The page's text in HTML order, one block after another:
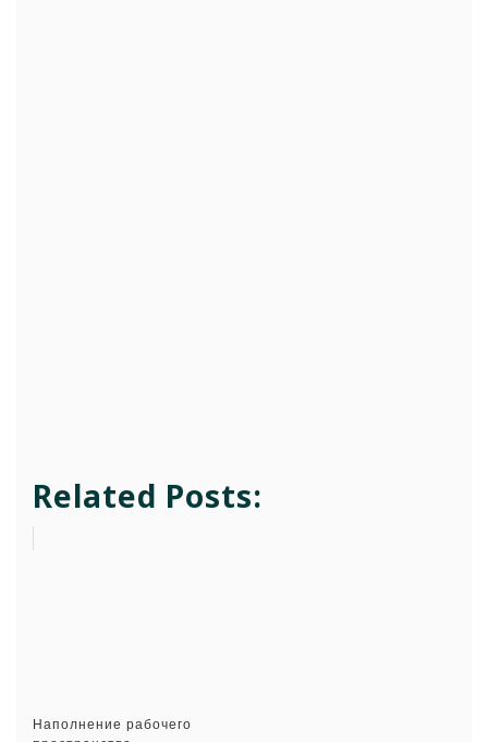
Related Posts:
Наполнение рабочего